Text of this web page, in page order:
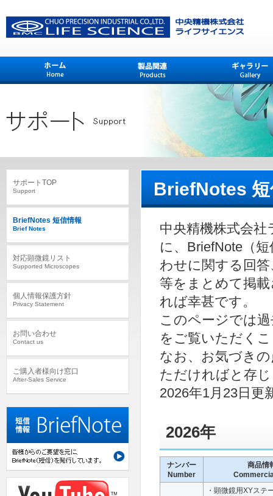
BriefNotes
中央精機株式会
に、BriefNote（
わせに関する回
等をまとめて掲
れば幸甚です。
このページでは
をご覧いただく
なお、お気づき
ただければと存
2026年1月23日更
2026年
ナンバー
Number
商品情
・顕微鏡用XYステ
サポートTOP
Support
BriefNotes 短信情報
Brief Notes
対応顕微鏡リスト
Supported Microscopes
個人情報保護方針
Privacy Statement
お問い合わせ
Contact us
ご購入者様向け窓口
After-Sales Service